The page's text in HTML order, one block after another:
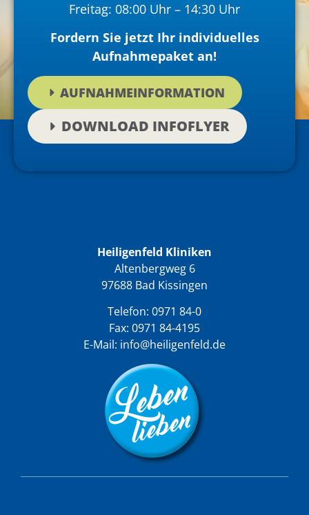
Freitag: 08:00 Uhr – 14:30 Uhr
Fordern Sie jetzt Ihr individuelles
Aufnahmepaket an!
AUFNAHMEINFORMATION
DOWNLOAD INFOFLYER
Heiligenfeld Kliniken
Altenbergweg 6
97688 Bad Kissingen
Telefon: 0971 84-0
Fax: 0971 84-4195
E-Mail: info@heiligenfeld.de